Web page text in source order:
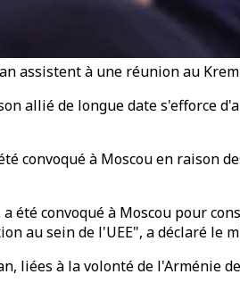
assistent à une réunion au
allié de longue date s'efforce
convoqué à Moscou en raison
été convoqué à Moscou pour
au sein de l'UEE", a déclaré le
liées à la volonté de l'Arménie